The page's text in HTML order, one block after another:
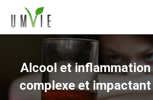
Alcool et inflammation
complexe et